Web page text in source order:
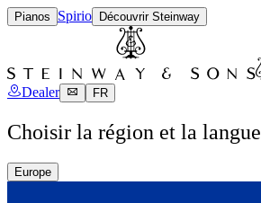
Pianos Spirio Découvrir Steinway
Dealer FR
Choisir la région et la langue
Europe